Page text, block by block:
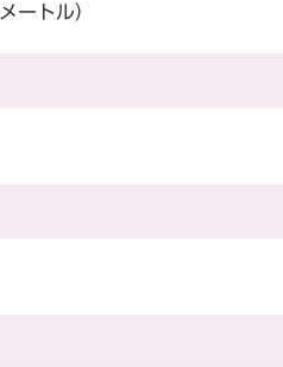
ートル）